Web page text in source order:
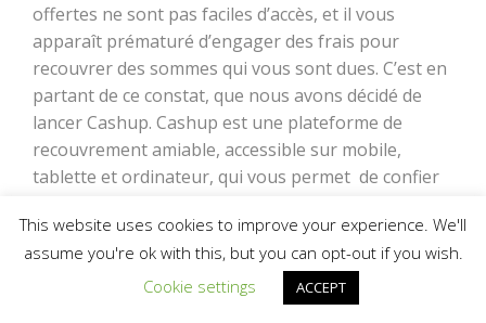
offertes ne sont pas faciles d’accès, et il vous
apparaît prématuré d’engager des frais pour
recouvrer des sommes qui vous sont dues. C’est en
partant de ce constat, que nous avons décidé de
lancer Cashup. Cashup est une plateforme de
recouvrement amiable, accessible sur mobile,
tablette et ordinateur, qui vous permet de confier
notre étude, pour une démarche amiable. Fini le
temps où vous deviez prendre rendez-vous avec un
huissier de Justice pour lui confier votre dossier.
This website uses cookies to improve your experience. We'll
assume you're ok with this, but you can opt-out if you wish.
Cookie settings
ACCEPT